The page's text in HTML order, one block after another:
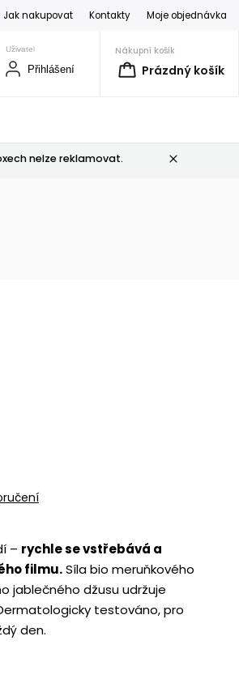
Jak nakupovat Kontakty Moje objednávka
Nákupní košík
Prázdný košík
Přihlášení
nelze reklamovat.
– rychle se vstřebává a
filmu.Síla bio meruňkového
jablečného džusu udržuje
testováno, pro
den.